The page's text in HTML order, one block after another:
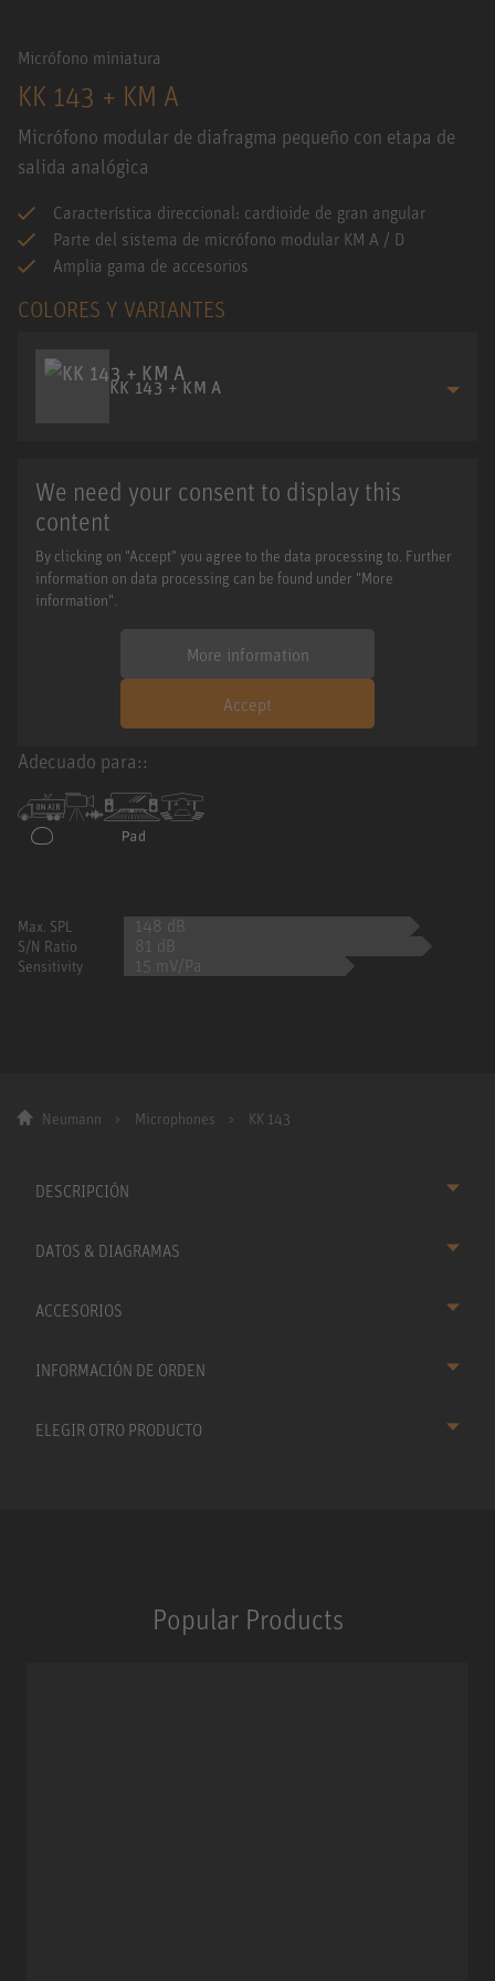
Micrófono miniatura
KK 143 + KM A
Micrófono modular de diafragma pequeño con etapa de
salida analógica
Característica direccional: cardioide de gran angular
Parte del sistema de micrófono modular KM A / D
Amplia gama de accesorios
COLORES Y VARIANTES
KK 143 + KM A
We need your consent to display this
content
By clicking on "Accept" you agree to the data processing to. Further
information on data processing can be found under "More
information".
More information
Accept
Adecuado para::
Max. SPL 148 dB
S/N Ratio 81 dB
Sensitivity 15 mV/Pa
Neumann Microphones KK 143
DESCRIPCIÓN
DATOS & DIAGRAMAS
ACCESORIOS
INFORMACIÓN DE ORDEN
ELEGIR OTRO PRODUCTO
Popular Products